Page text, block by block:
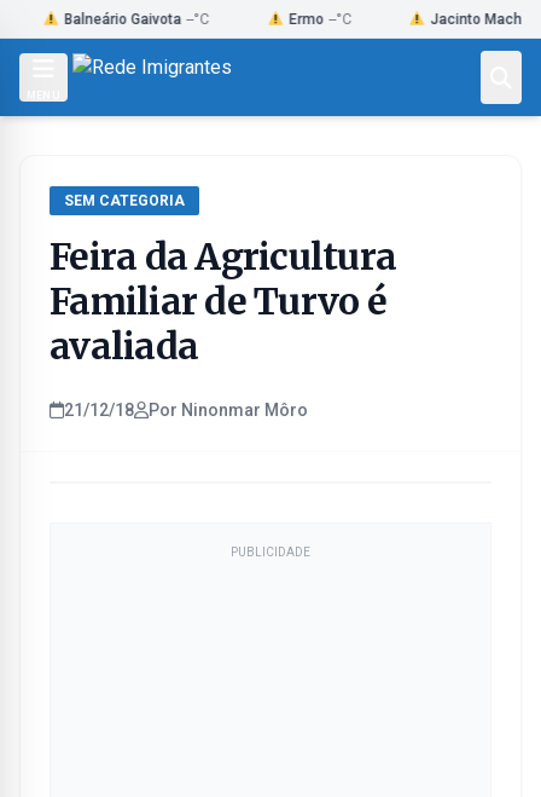
to
Balneário Gaivota --°C Ermo --°C Jacinto Machado --°C
SEM CATEGORIA
Feira da Agricultura
Familiar de Turvo é
avaliada
21/12/18 Por Ninonmar Môro
PUBLICIDADE